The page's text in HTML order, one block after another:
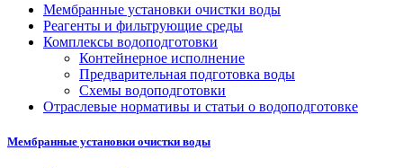
Мембранные установки очистки воды
Реагенты и фильтрующие среды
Комплексы водоподготовки
Контейнерное исполнение
Предварительная подготовка воды
Схемы водоподготовки
Отраслевые нормативы и статьи о водоподготовке
Мембранные установки очистки воды